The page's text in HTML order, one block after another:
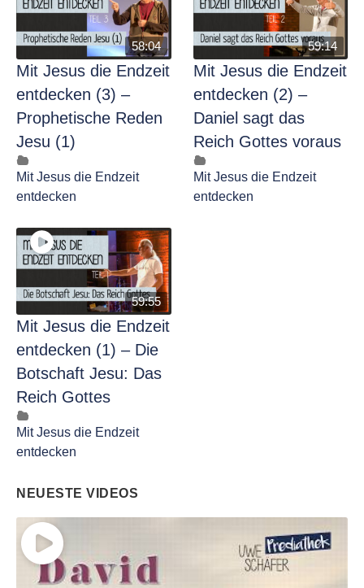
58:04
Mit Jesus die Endzeit
entdecken (3) –
Prophetische Reden
Jesu (1)
Mit Jesus die Endzeit
entdecken
59:14
Mit Jesus die Endzeit
entdecken (2) –
Daniel sagt das
Reich Gottes voraus
Mit Jesus die Endzeit
entdecken
59:55
Mit Jesus die Endzeit
entdecken (1) – Die
Botschaft Jesu: Das
Reich Gottes
Mit Jesus die Endzeit
entdecken
NEUESTE VIDEOS